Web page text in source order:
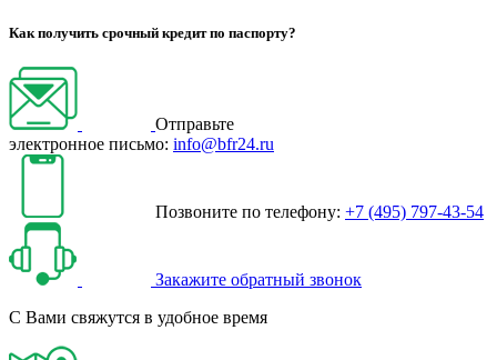
Как получить срочный кредит по паспорту?
Отправьте
электронное письмо: info@bfr24.ru
Позвоните по телефону: +7 (495) 797-43-54
Закажите обратный звонок
С Вами свяжутся в удобное время